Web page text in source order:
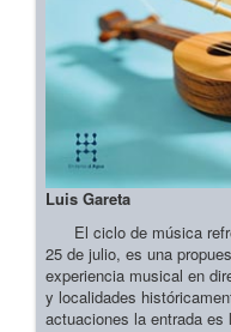
Luis Gareta
El ciclo de música
25 de julio, es una
experiencia musical en
y localidades
actuaciones la entrada es